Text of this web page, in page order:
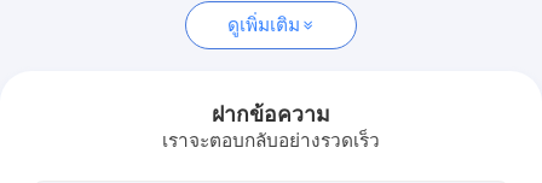
สวิตช์ป้องกันการระเบิด
พัดลมดูดอากาศป้องกันการระเบิด
ดูเพิ่มเติม
ฝากข้อความ
เราจะตอบกลับอย่างรวดเร็ว